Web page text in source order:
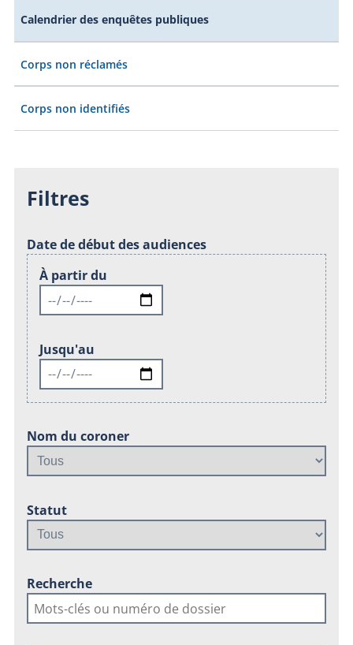
Calendrier des enquêtes publiques
Corps non réclamés
Corps non identifiés
Filtres
Date de début des audiences
À partir du
Jusqu'au
Nom du coroner
Statut
Recherche